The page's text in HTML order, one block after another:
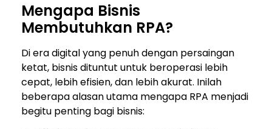
Mengapa Bisnis
Membutuhkan RPA?
Di era digital yang penuh dengan persaingan
ketat, bisnis dituntut untuk beroperasi lebih
cepat, lebih efisien, dan lebih akurat. Inilah
beberapa alasan utama mengapa RPA menjadi
begitu penting bagi bisnis: